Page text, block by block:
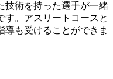
技術を持った選手が一緒
す。アスリートコースと
も受けることができま